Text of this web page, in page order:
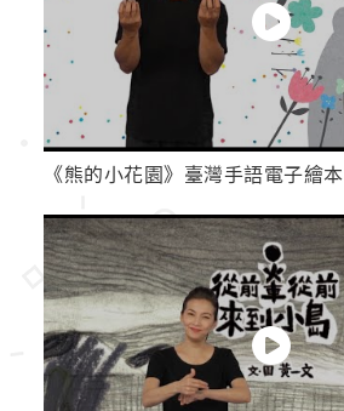
《熊的小花園》臺灣手語電子繪本